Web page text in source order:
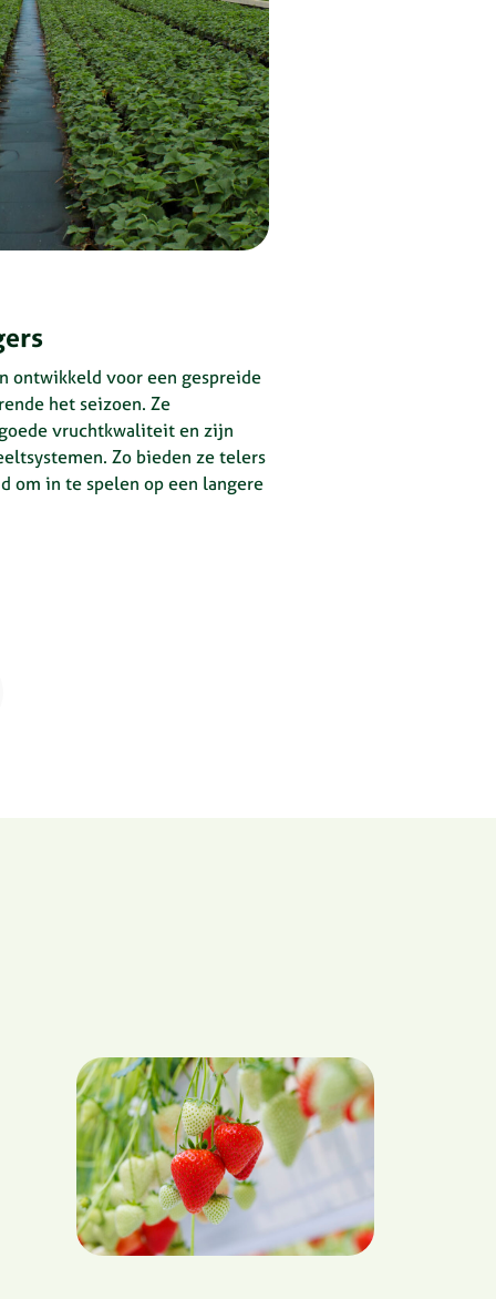
ontwikkeld voor een gespreide
het seizoen. Ze
vruchtkwaliteit en zijn
Zo bieden ze telers
in te spelen op een langere